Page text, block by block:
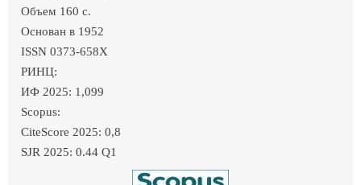
Объем 160 c.
Основан в 1952
ISSN 0373-658X
РИНЦ:
ИФ 2025: 1,099
Scopus:
CiteScore 2025: 0,8
SJR 2025: 0.44 Q1